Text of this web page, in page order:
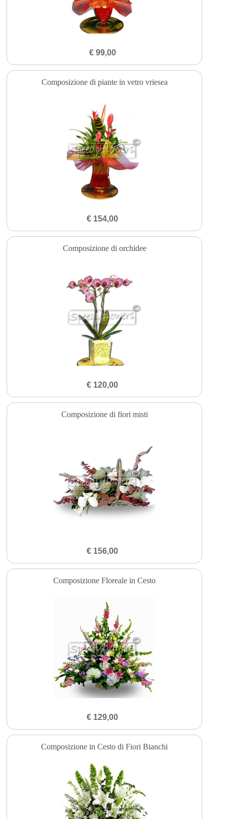
€ 99,00
Composizione di piante in vetro vriesea
€ 154,00
Composizione di orchidee
€ 120,00
Composizione di fiori misti
€ 156,00
Composizione Floreale in Cesto
€ 129,00
Composizione in Cesto di Fiori Bianchi